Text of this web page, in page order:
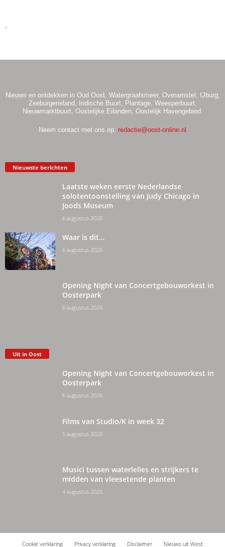
.
Nieuws en ontdekken in Oud Oost, Watergraafsmeer, Overamstel, IJburg,
Zeeburgereiland, Indische Buurt, Plantage, Weesperbuurt,
Nieuwmarktbuurt, Oostelijke Eilanden, Oostelijk Havengebied.
Neem contact met ons op: redactie@oost-online.nl
Nieuwste berichten
Laatste weken eerste Nederlandse
solotentoonstelling van Judy Chicago in
Joods Museum
6 augustus 2026
Waar is dit…
6 augustus 2026
Opening Night van Concertgebouworkest in
Oosterpark
6 augustus 2026
Uit in Oost
Opening Night van Concertgebouworkest in
Oosterpark
6 augustus 2026
Films van Studio/K in week 32
5 augustus 2026
Musici tussen waterlelies en strijkers te
midden van vleesetende planten
4 augustus 2026
Cookie verklaring Privacy verklaring Disclaimer Nieuws uit West